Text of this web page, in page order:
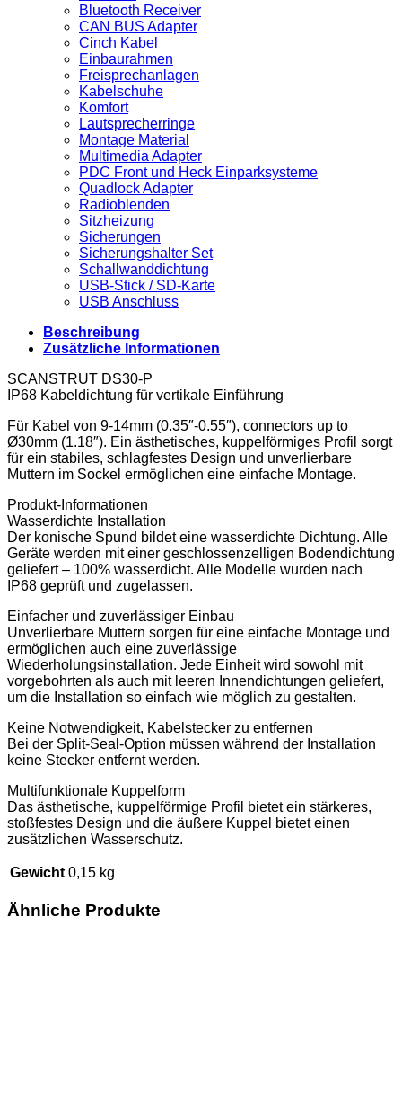
Bluetooth Receiver
CAN BUS Adapter
Cinch Kabel
Einbaurahmen
Freisprechanlagen
Kabelschuhe
Komfort
Lautsprecherringe
Montage Material
Multimedia Adapter
PDC Front und Heck Einparksysteme
Quadlock Adapter
Radioblenden
Sitzheizung
Sicherungen
Sicherungshalter Set
Schallwanddichtung
USB-Stick / SD-Karte
USB Anschluss
Beschreibung
Zusätzliche Informationen
SCANSTRUT DS30-P
IP68 Kabeldichtung für vertikale Einführung
Für Kabel von 9-14mm (0.35″-0.55″), connectors up to
Ø30mm (1.18″). Ein ästhetisches, kuppelförmiges Profil sorgt
für ein stabiles, schlagfestes Design und unverlierbare
Muttern im Sockel ermöglichen eine einfache Montage.
Produkt-Informationen
Wasserdichte Installation
Der konische Spund bildet eine wasserdichte Dichtung. Alle
Geräte werden mit einer geschlossenzelligen Bodendichtung
geliefert – 100% wasserdicht. Alle Modelle wurden nach
IP68 geprüft und zugelassen.
Einfacher und zuverlässiger Einbau
Unverlierbare Muttern sorgen für eine einfache Montage und
ermöglichen auch eine zuverlässige
Wiederholungsinstallation. Jede Einheit wird sowohl mit
vorgebohrten als auch mit leeren Innendichtungen geliefert,
um die Installation so einfach wie möglich zu gestalten.
Keine Notwendigkeit, Kabelstecker zu entfernen
Bei der Split-Seal-Option müssen während der Installation
keine Stecker entfernt werden.
Multifunktionale Kuppelform
Das ästhetische, kuppelförmige Profil bietet ein stärkeres,
stoßfestes Design und die äußere Kuppel bietet einen
zusätzlichen Wasserschutz.
Gewicht 0,15 kg
Ähnliche Produkte